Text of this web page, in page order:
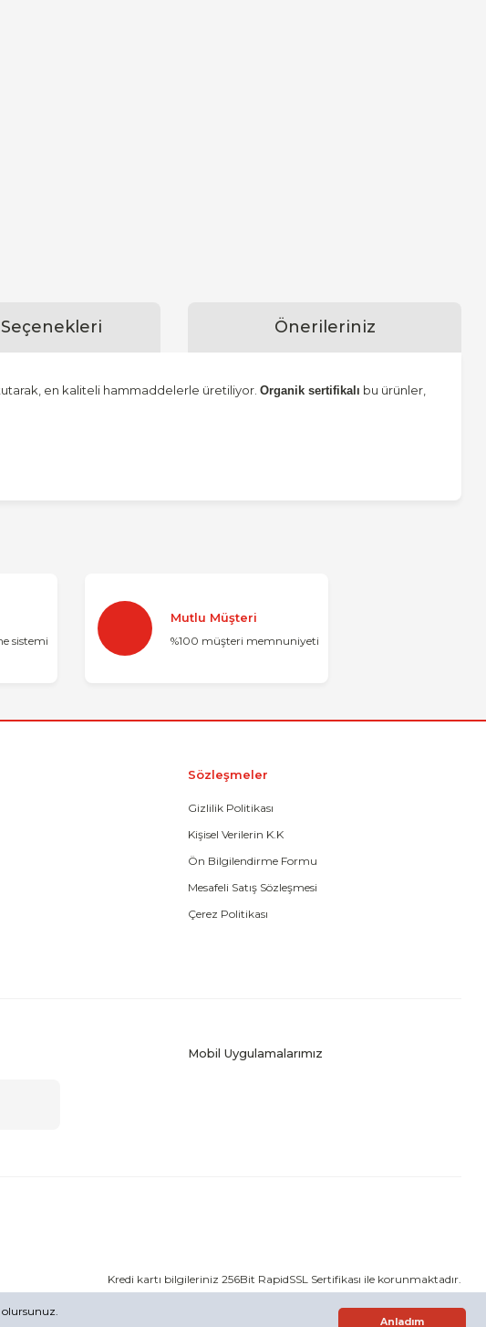
olursunuz.
Anladım
Önerileriniz
tutarak, en kaliteli hammaddelerle üretiliyor. Organik sertifikalı bu ürünler,
sistemi
Mutlu Müşteri
%100 müşteri memnuniyeti
Sözleşmeler
Gizlilik Politikası
Kişisel Verilerin K.K
Ön Bilgilendirme Formu
Mesafeli Satış Sözleşmesi
Çerez Politikası
Mobil Uygulamalarımız
Kredi kartı bilgileriniz 256Bit RapidSSL Sertifikası ile korunmaktadır.